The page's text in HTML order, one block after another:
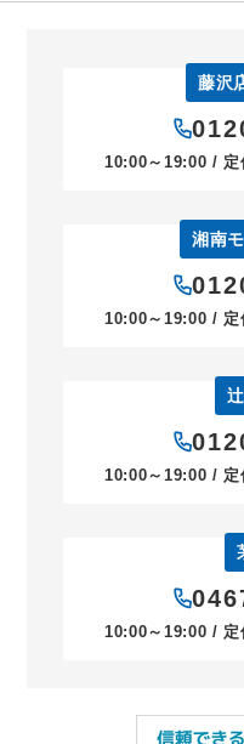
藤沢
10:00～19:00 / 定
湘南
10:00～19:00 / 定
10:00～19:00 / 定
10:00～19:00 / 定